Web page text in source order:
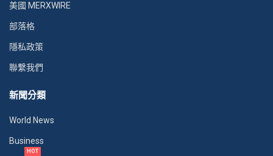
美國 MERXWIRE
部落格
隱私政策
聯繫我們
新聞分類
World News
Business
HOT